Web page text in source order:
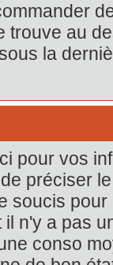
trouve au
la
pour vos
préciser
soucis
il n'y a pas
conso